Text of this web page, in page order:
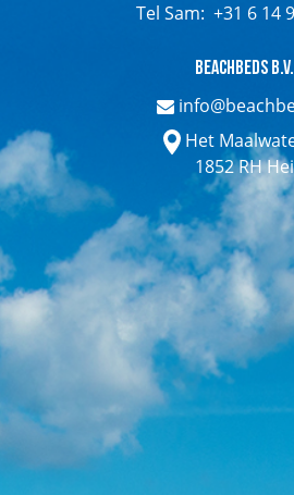
Tel Sam: +31 6 14
Beachbeds B.V.
Het
1852 RH